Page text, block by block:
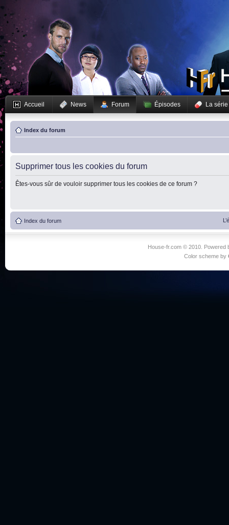
Accueil News Forum Épisodes La série
Index du forum
Supprimer tous les cookies du forum
Êtes-vous sûr de vouloir supprimer tous les cookies de ce forum ?
Index du forum
House-fr.com © 2010. Powered
Color scheme by